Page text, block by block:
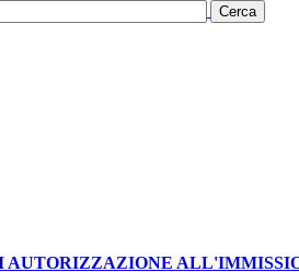
AUTORIZZAZIONE